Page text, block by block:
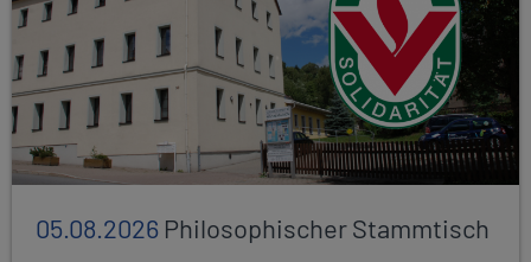
05.08.2026 Philosophischer Stammtisch